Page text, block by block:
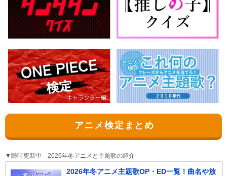
アニメ検定まとめ
▼随時更新中 2026年冬アニメと主題歌の紹介
2026年冬アニメ主題歌OP・ED一覧！曲名や放